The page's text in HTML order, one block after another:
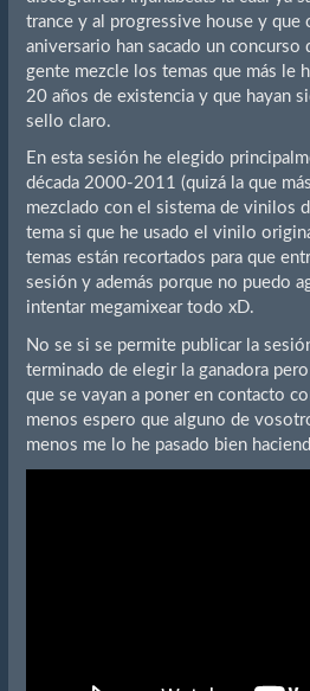
trance y al progressive house y
aniversario han sacado un concurso
gente mezcle los temas que más le
20 años de existencia y que hayan
sello claro.
En esta sesión he elegido
década 2000-2011 (quizá la que
mezclado con el sistema de vinilos
tema si que he usado el vinilo
temas están recortados para que
sesión y además porque no puedo
intentar megamixear todo xD.
No se si se permite publicar la
terminado de elegir la ganadora
que se vayan a poner en contacto
menos espero que alguno de
menos me lo he pasado bien